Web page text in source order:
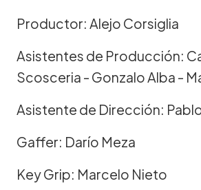
Productor: Alejo Corsiglia
Asistentes de Producción:
Scosceria - Gonzalo Alba -
Asistente de Dirección:
Gaffer: Darío Meza
Key Grip: Marcelo Nieto